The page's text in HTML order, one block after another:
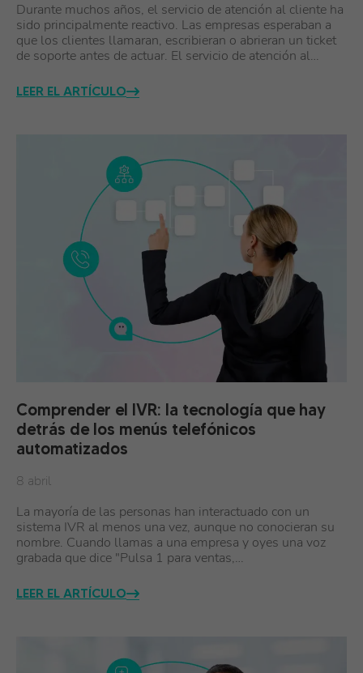
Durante muchos años, el servicio de atención al cliente ha
sido principalmente reactivo. Las empresas esperaban a
que los clientes llamaran, escribieran o abrieran un ticket
de soporte antes de actuar. El servicio de atención al…
LEER EL ARTÍCULO
Comprender el IVR: la tecnología que hay
detrás de los menús telefónicos
automatizados
8 abril
La mayoría de las personas han interactuado con un
sistema IVR al menos una vez, aunque no conocieran su
nombre. Cuando llamas a una empresa y oyes una voz
grabada que dice "Pulsa 1 para ventas,…
LEER EL ARTÍCULO